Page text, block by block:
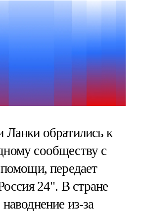
обратились к
сообществу с
передает
24". В стране
из-за